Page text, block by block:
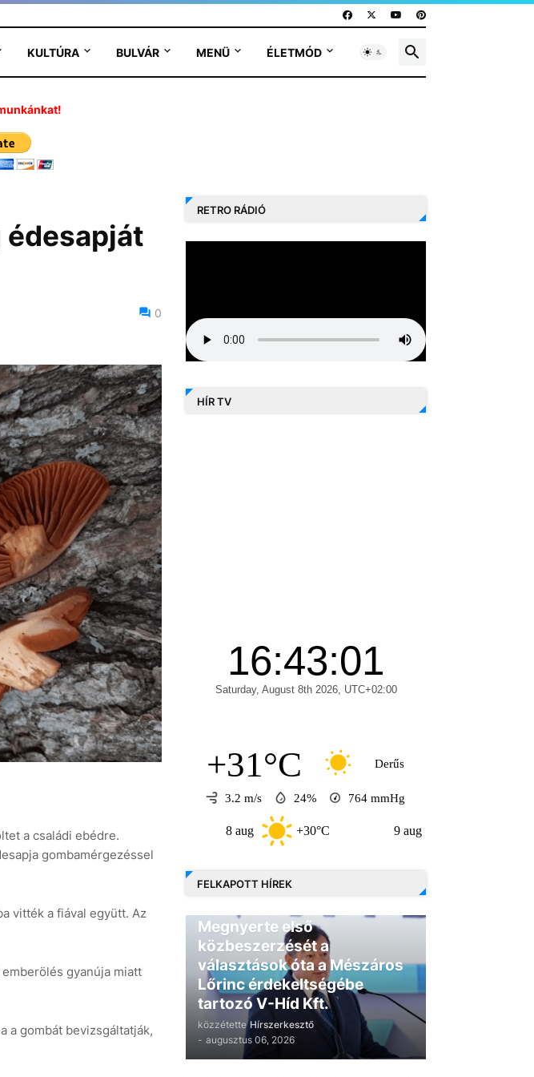
KULTÚRA BULVÁR MENÜ ÉLETMÓD
0
a családi ebédre.
gombamérgezéssel
vitték a fiával együtt. Az
gyanúja miatt
a gombát bevizsgáltatják,
RETRO RÁDIÓ
HÍR TV
+31°C Derűs
3.2 m/s 24% 764 mmHg
+30°C +30°C
FELKAPOTT HÍREK
Megnyerte első
közbeszerzését a
választások óta a Mészáros
Lőrinc érdekeltségébe
tartozó V-Híd Kft.
közzétette Hírszerkesztő
- augusztus 06, 2026